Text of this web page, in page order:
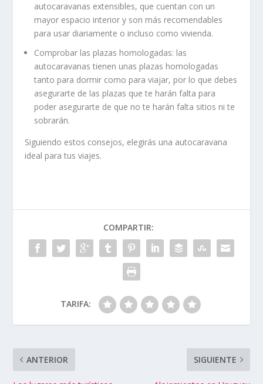
autocaravanas extensibles, que cuentan con un
mayor espacio interior y son más recomendables
para usar diariamente o incluso como vivienda.
Comprobar las plazas homologadas: las
autocaravanas tienen unas plazas homologadas
tanto para dormir como para viajar, por lo que debes
asegurarte de las plazas que te harán falta para
poder asegurarte de que no te harán falta sitios ni te
sobrarán.
Siguiendo estos consejos, elegirás una autocaravana
ideal para tus viajes.
COMPARTIR:
TARIFA:
ANTERIOR SIGUIENTE